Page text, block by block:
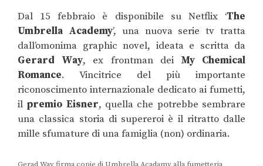
Dal 15 febbraio è disponibile su Netflix ‘The
Umbrella Academy’, una nuova serie tv tratta
dall’omonima graphic novel, ideata e scritta da
Gerard Way, ex frontman dei My Chemical
Romance. Vincitrice del più importante
riconoscimento internazionale dedicato ai fumetti,
il premio Eisner, quella che potrebbe sembrare
una classica storia di supereroi è il ritratto dalle
mille sfumature di una famiglia (non) ordinaria.